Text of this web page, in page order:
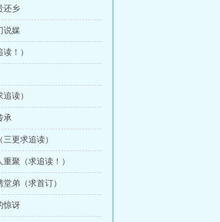
还乡
说媒
！）
读）
承
更求追读）
聚（求追读！）
弟（求首订）
惊讶